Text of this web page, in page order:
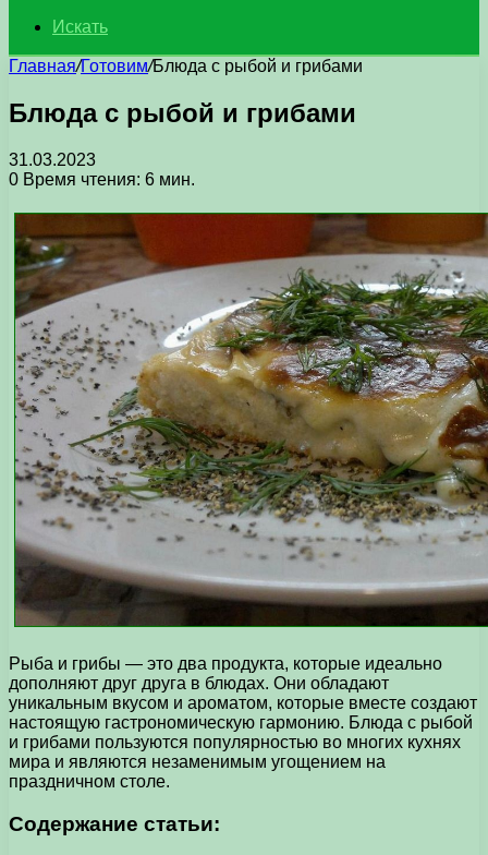
Искать
Главная/Готовим/Блюда с рыбой и грибами
Блюда с рыбой и грибами
31.03.2023
0 Время чтения: 6 мин.
Рыба и грибы — это два продукта, которые идеально
дополняют друг друга в блюдах. Они обладают
уникальным вкусом и ароматом, которые вместе создают
настоящую гастрономическую гармонию. Блюда с рыбой
и грибами пользуются популярностью во многих кухнях
мира и являются незаменимым угощением на
праздничном столе.
Содержание статьи: